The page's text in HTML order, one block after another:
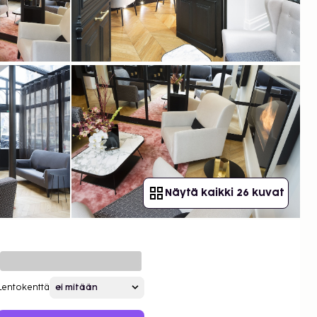
Näytä kaikki 26 kuvat